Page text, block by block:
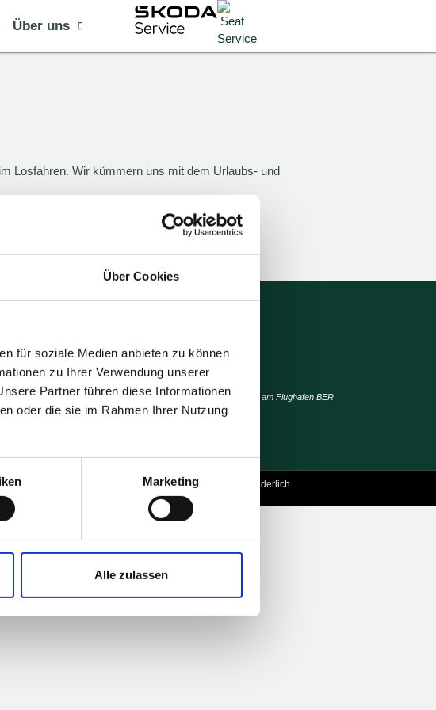
Über Cookies
für soziale Medien anbieten zu können
zu Ihrer Verwendung unserer
Partner führen diese Informationen
oder die sie im Rahmen Ihrer Nutzung
Marketing
Alle zulassen
Über uns
Losfahren. Wir kümmern uns mit dem Urlaubs- und
Büro- & GeschäftShaus direkt am Flughafen BER
Copyright – Autohaus Wunderlich